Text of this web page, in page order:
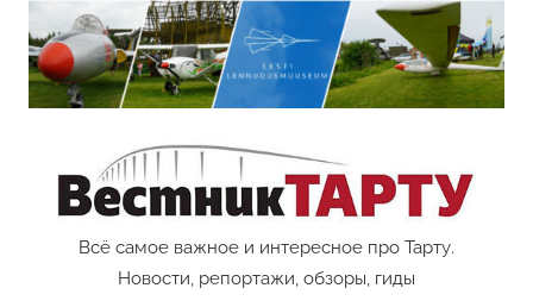
Перейти
содержимому
Vestnik
Всё самое важное и интересное про Тарту.
Новости, репортажи, обзоры, гиды